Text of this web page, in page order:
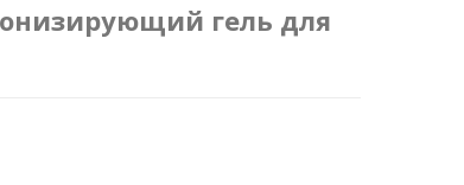
гель для